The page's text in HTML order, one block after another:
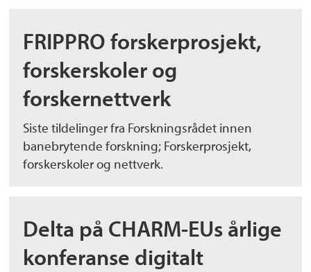
FRIPPRO forskerprosjekt,
forskerskoler og
forskernettverk
Siste tildelinger fra Forskningsrådet innen
banebrytende forskning; Forskerprosjekt,
forskerskoler og nettverk.
Delta på CHARM-EUs årlige
konferanse digitalt